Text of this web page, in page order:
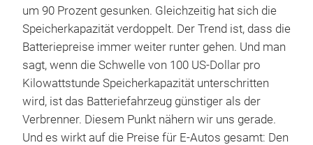
um 90 Prozent gesunken. Gleichzeitig hat sich die
Speicherkapazität verdoppelt. Der Trend ist, dass die
Batteriepreise immer weiter runter gehen. Und man
sagt, wenn die Schwelle von 100 US-Dollar pro
Kilowattstunde Speicherkapazität unterschritten
wird, ist das Batteriefahrzeug günstiger als der
Verbrenner. Diesem Punkt nähern wir uns gerade.
Und es wirkt auf die Preise für E-Autos gesamt: Den